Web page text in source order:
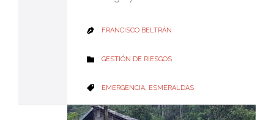
 FRANCISCO BELTRÁN
 CATEGORY
GESTIÓN DE RIESGOS
 CATEGORY
EMERGENCIA ESMERALDAS